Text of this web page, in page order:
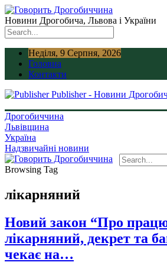
Новини Дрогобича, Львова і України
Неділя, 9 Серпня, 2026
Головна
Контакти
Publisher - Новини
Дрогобиччина
Львівщина
Україна
Надзвичайні новини
Browsing Tag
лікарняний
Новий закон “Про
лікарняний, декрет та
чекає на…